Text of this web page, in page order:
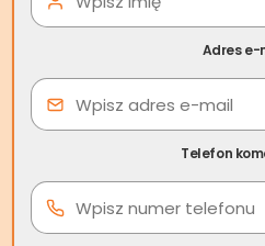
atrakcyjne miejsce do
zaobserwowaliśmy jednak
usługi skupu
odpowiedzią na
potrzeby mieszkańców.
Nasza firmaSkup.io, będąca
Adres e-
Telefon